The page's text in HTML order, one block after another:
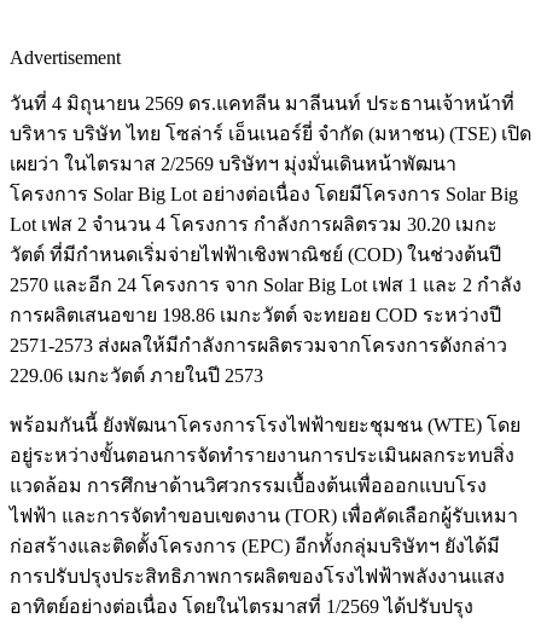
Advertisement
วันที่ 4 มิถุนายน 2569 ดร.แคทลีน มาลีนนท์ ประธานเจ้าหน้าที่
บริหาร บริษัท ไทย โซล่าร์ เอ็นเนอร์ยี่ จำกัด (มหาชน) (TSE) เปิด
เผยว่า ในไตรมาส 2/2569 บริษัทฯ มุ่งมั่นเดินหน้าพัฒนา
โครงการ Solar Big Lot อย่างต่อเนื่อง โดยมีโครงการ Solar Big
Lot เฟส 2 จำนวน 4 โครงการ กำลังการผลิตรวม 30.20 เมกะ
วัตต์ ที่มีกำหนดเริ่มจ่ายไฟฟ้าเชิงพาณิชย์ (COD) ในช่วงต้นปี
2570 และอีก 24 โครงการ จาก Solar Big Lot เฟส 1 และ 2 กำลัง
การผลิตเสนอขาย 198.86 เมกะวัตต์ จะทยอย COD ระหว่างปี
2571-2573 ส่งผลให้มีกำลังการผลิตรวมจากโครงการดังกล่าว
229.06 เมกะวัตต์ ภายในปี 2573
พร้อมกันนี้ ยังพัฒนาโครงการโรงไฟฟ้าขยะชุมชน (WTE) โดย
อยู่ระหว่างขั้นตอนการจัดทำรายงานการประเมินผลกระทบสิ่ง
แวดล้อม การศึกษาด้านวิศวกรรมเบื้องต้นเพื่อออกแบบโรง
ไฟฟ้า และการจัดทำขอบเขตงาน (TOR) เพื่อคัดเลือกผู้รับเหมา
ก่อสร้างและติดตั้งโครงการ (EPC) อีกทั้งกลุ่มบริษัทฯ ยังได้มี
การปรับปรุงประสิทธิภาพการผลิตของโรงไฟฟ้าพลังงานแสง
อาทิตย์อย่างต่อเนื่อง โดยในไตรมาสที่ 1/2569 ได้ปรับปรุง